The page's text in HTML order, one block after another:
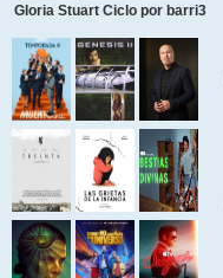
Gloria Stuart Ciclo por barri3